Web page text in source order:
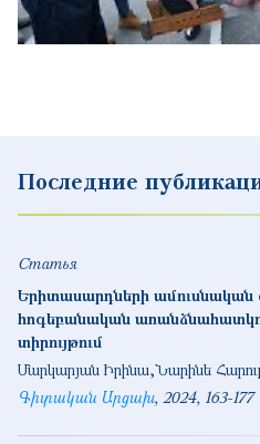
Последние
Статья
Երիտասարդների ամուսնական
հոգեբանական
տիրույթում
Մարկարյան Իրինա Նարինե
Գիտական Արցախ 2024 163-177